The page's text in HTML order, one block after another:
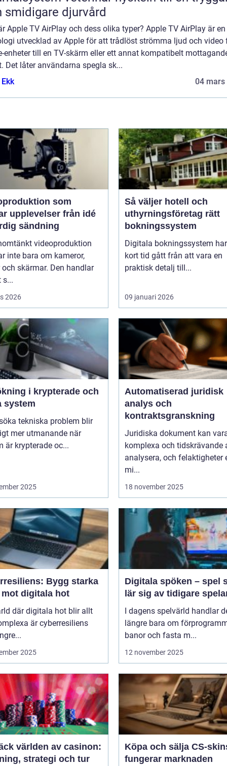
smidigare djurvård
Apple TV AirPlay och dess olika typer? Apple TV AirPlay är en
utvecklad av Apple för att trådlöst strömma ljud och video
enheter till en TV-skärm eller ett annat kompatibelt
Det låter användarna spegla sk...
04 mars
som
från idé
sändning
videoproduktion
inte bara om kameror,
skärmar. Den handlar
s...
2026
Så väljer hotell och
uthyrningsföretag rätt
bokningssystem
Digitala bokningssystem
kort tid gått från att vara en
praktisk detalj till...
09 januari 2026
i krypterade och
system
tekniska problem blir
mer utmanande när
är krypterade oc...
2025
Automatiserad juridisk
analys och
kontraktsgranskning
Juridiska dokument kan
komplexa och tidskrävande
analysera, och felaktigheter
mi...
18 november 2025
Bygg starka
mot digitala hot
där digitala hot blir allt
är cyberresiliens
2025
Digitala spöken – spel
lär sig av tidigare
I dagens spelvärld handlar
längre bara om
banor och fasta m...
12 november 2025
världen av casinon:
strategi och tur
Köpa och sälja CS-
fungerar marknaden